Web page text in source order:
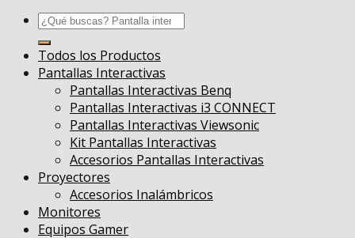
Buscar
por:
Todos los Productos
Pantallas Interactivas
Pantallas Interactivas Benq
Pantallas Interactivas i3 CONNECT
Pantallas Interactivas Viewsonic
Kit Pantallas Interactivas
Accesorios Pantallas Interactivas
Proyectores
Accesorios Inalámbricos
Monitores
Equipos Gamer